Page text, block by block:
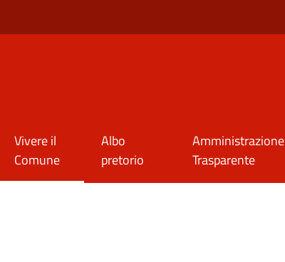
Vivere il
Comune
Albo
pretorio
Amministrazione
Trasparente